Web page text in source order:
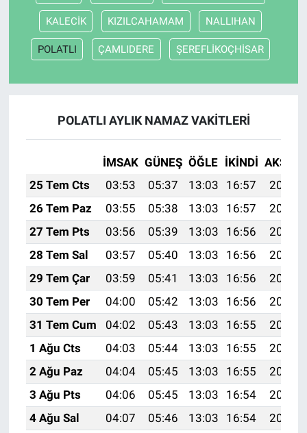
KALECİK KIZILCAHAMAM NALLIHAN
POLATLI ÇAMLIDERE ŞEREFLİKOÇHİSAR
POLATLI AYLIK NAMAZ VAKITLERI
İMSAK GÜNEŞ ÖĞLE İKINDI AKŞAM
25 Tem Cts
03:53 05:37 13:03 16:57
20:19
26 Tem Paz
03:55 05:38 13:03 16:57
20:18
27 Tem Pts
03:56 05:39 13:03 16:56
20:17
28 Tem Sal
03:57 05:40 13:03 16:56
20:16
29 Tem Çar
03:59 05:41 13:03 16:56
20:15
30 Tem Per
04:00 05:42 13:03 16:56
20:14
31 Tem Cum
04:02 05:43 13:03 16:55
20:13
1 Ağu Cts
04:03 05:44 13:03 16:55
20:12
2 Ağu Paz
04:04 05:45 13:03 16:55
20:11
3 Ağu Pts
04:06 05:45 13:03 16:54
20:10
4 Ağu Sal
04:07 05:46 13:03 16:54
20:09